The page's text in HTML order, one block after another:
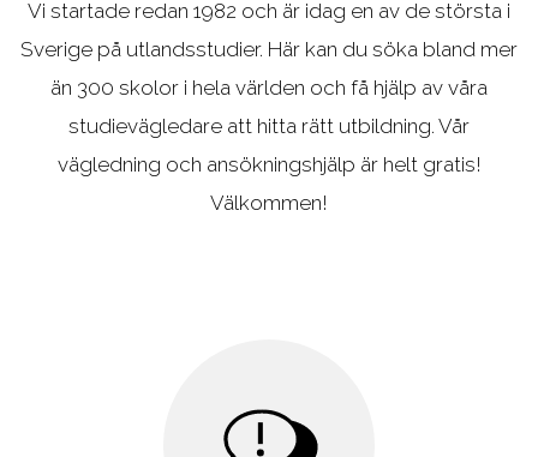
Aviation
studievägledare om du
behöver hjälp att välja
Vi startade redan 1982 och är idag en av de största i
Sverige på utlandsstudier. Här kan du söka bland mer
än 300 skolor i hela världen och få hjälp av våra
studievägledare att hitta rätt utbildning. Vår
vägledning och ansökningshjälp är helt gratis!
Välkommen!